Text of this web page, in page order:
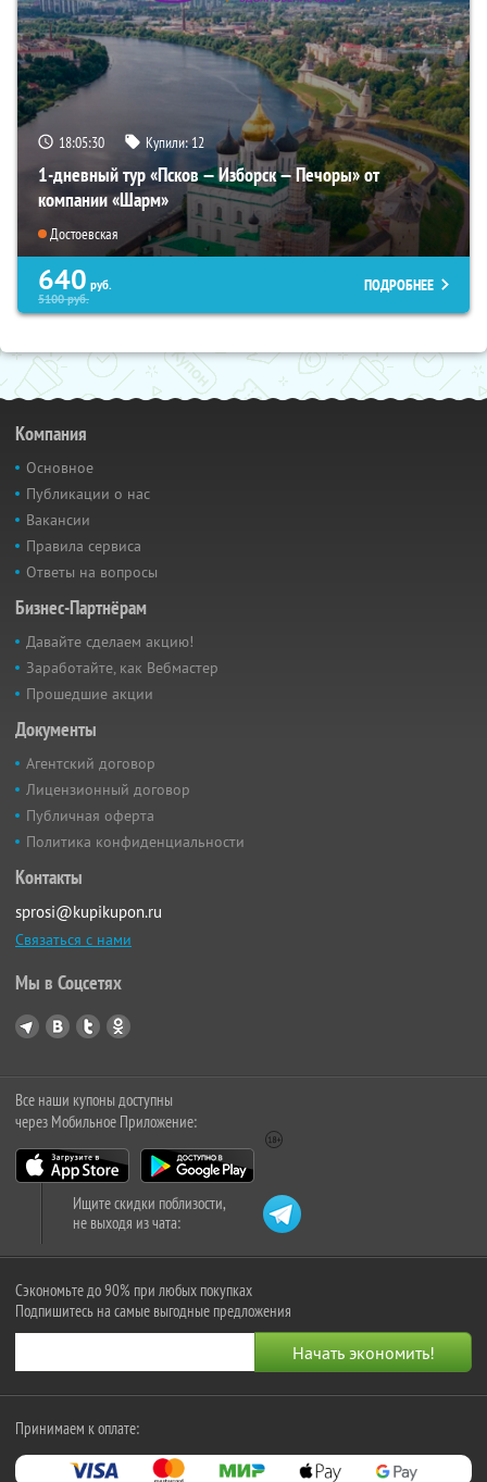
18:05:28 Купили:12
1-дневный тур «Псков — Изборск — Печоры» от
компании «Шарм»
Достоевская
640 руб.
5100руб.
ПОДРОБНЕЕ
Компания
Основное
Публикации о нас
Вакансии
Правила сервиса
Ответы на вопросы
Бизнес-Партнёрам
Давайте сделаем акцию!
Заработайте, как Вебмастер
Прошедшие акции
Документы
Агентский договор
Лицензионный договор
Публичная оферта
Политика конфиденциальности
Контакты
sprosi@kupikupon.ru
Связаться с нами
Мы в Соцсетях
Все наши купоны доступны
через Мобильное Приложение:
Ищите скидки поблизости,
не выходя из чата:
Сэкономьте до 90% при любых покупках
Подпишитесь на самые выгодные предложения
Принимаем к оплате: